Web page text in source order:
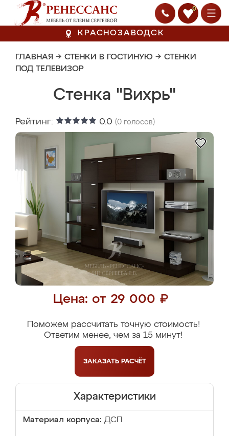
0
КРАСНОЗАВОДСК
ГЛАВНАЯ → СТЕНКИ В ГОСТИНУЮ → СТЕНКИ
ПОД ТЕЛЕВИЗОР
Стенка "Вихрь"
Рейтинг: 0.0 (0 голосов)
Цена: от 29 000 ₽
Поможем рассчитать точную стоимость!
Ответим менее, чем за 15 минут!
ЗАКАЗАТЬ РАСЧЁТ
Характеристики
Материал корпуса: ДСП